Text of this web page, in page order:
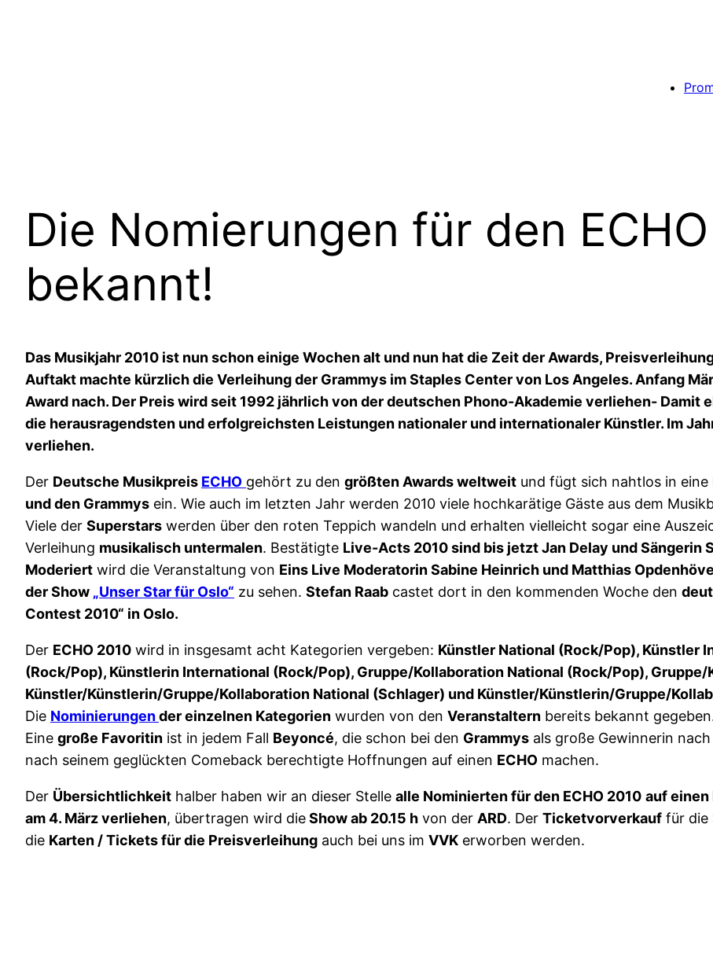
Die Nomierungen für den
bekannt!
Das Musikjahr 2010 ist nun schon einige Wochen alt und nun hat die Zeit der Awards,
Auftakt machte kürzlich die Verleihung der Grammys im Staples Center von Los Angeles. Anfang
Award nach. Der Preis wird seit 1992 jährlich von der deutschen Phono-Akademie verliehen- Damit
die herausragendsten und erfolgreichsten Leistungen nationaler und internationaler Künstler. Im
verliehen.
Der Deutsche Musikpreis ECHO gehört zu den größten Awards weltweit und fügt sich nahtlos in eine
und den Grammys ein. Wie auch im letzten Jahr werden 2010 viele hochkarätige Gäste aus dem
Viele der Superstars werden über den roten Teppich wandeln und erhalten vielleicht sogar eine
Verleihung musikalisch untermalen. Bestätigte Live-Acts 2010 sind bis jetzt Jan Delay und Sängerin
Moderiert wird die Veranstaltung von Eins Live Moderatorin Sabine Heinrich und Matthias
der Show „Unser Star für Oslo“ zu sehen. Stefan Raab castet dort in den kommenden Woche den
Contest 2010“ in Oslo.
Der ECHO 2010 wird in insgesamt acht Kategorien vergeben: Künstler National (Rock/Pop), Künstler
(Rock/Pop), Künstlerin International (Rock/Pop), Gruppe/Kollaboration National (Rock/Pop),
Künstler/Künstlerin/Gruppe/Kollaboration National (Schlager) und Künstler/Künstlerin/Gruppe/
Die Nominierungender einzelnen Kategorien wurden von den Veranstaltern bereits bekannt
Eine große Favoritin ist in jedem Fall Beyoncé, die schon bei den Grammys als große Gewinnerin
nach seinem geglückten Comeback berechtigte Hoffnungen auf einen ECHO machen.
Der Übersichtlichkeit halber haben wir an dieser Stelle alle Nominierten für den ECHO 2010 auf einen
am 4. März verliehen, übertragen wird dieShow ab 20.15 h von der ARD. Der Ticketvorverkauf für die
die Karten / Tickets für die Preisverleihung auch bei uns im VVK erworben werden.